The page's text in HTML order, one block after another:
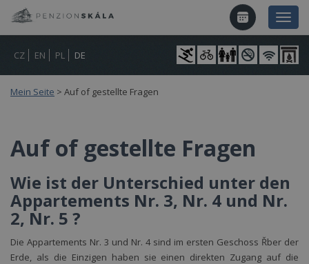
CZ EN PL DE
Mein Seite > Auf of gestellte Fragen
Auf of gestellte Fragen
Wie ist der Unterschied unter den
Appartements Nr. 3, Nr. 4 und Nr.
2, Nr. 5 ?
Die Appartements Nr. 3 und Nr. 4 sind im ersten Geschoss Řber der
Erde, als die Einzigen haben sie einen direkten Zugang auf die